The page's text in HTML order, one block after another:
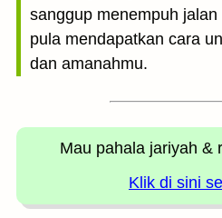
sanggup menempuh
pula mendapatkan cara
dan amanahmu.
Mau pahala jariyah &
Klik di sini